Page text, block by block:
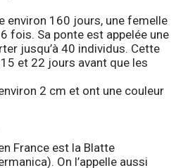
environ 160 jours, une femelle
fois. Sa ponte est appelée une
jusqu’à 40 individus. Cette
et 22 jours avant que les
2 cm et ont une couleur
France est la Blatte
On l’appelle aussi